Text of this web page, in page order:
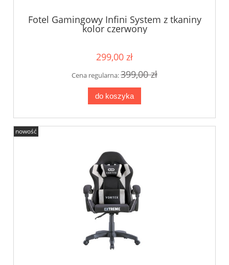
Fotel Gamingowy Infini System z tkaniny
kolor czerwony
299,00 zł
Cena regularna:399,00 zł
do koszyka
nowość